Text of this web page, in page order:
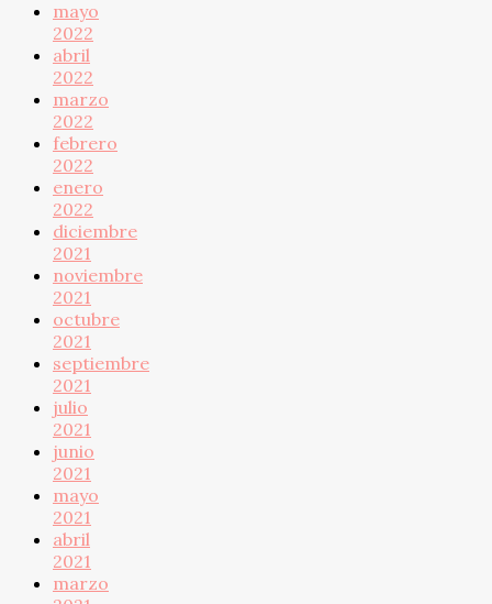
mayo
2022
abril
2022
marzo
2022
febrero
2022
enero
2022
diciembre
2021
noviembre
2021
octubre
2021
septiembre
2021
julio
2021
junio
2021
mayo
2021
abril
2021
marzo